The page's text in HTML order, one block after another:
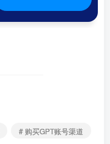
# 购买GPT账号渠道